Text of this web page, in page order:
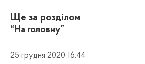
Ще за розділом
“На головну”
25 грудня 2020 16:44